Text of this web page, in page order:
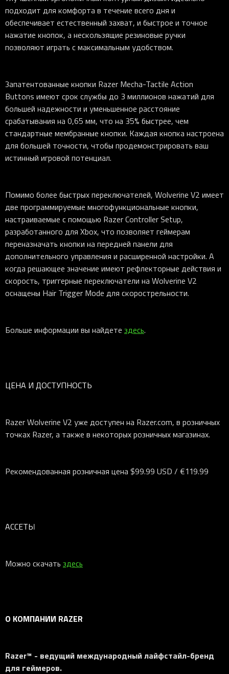
подходит для комфорта в течение всего дня и
обеспечивает естественный захват, и быстрое и точное
нажатие кнопок, а нескользящие резиновые ручки
позволяют играть с максимальным удобством.
Запатентованные кнопки Razer Mecha-Tactile Action
Buttons имеют срок службы до 3 миллионов нажатий для
большей надежности и уменьшенное расстояние
срабатывания на 0,65 мм, что на 35% быстрее, чем
стандартные мембранные кнопки. Каждая кнопка настроена
для большей точности, чтобы продемонстрировать ваш
истинный игровой потенциал.
Помимо более быстрых переключателей, Wolverine V2 имеет
две программируемые многофункциональные кнопки,
настраиваемые с помощью Razer Controller Setup,
разработанного для Xbox, что позволяет геймерам
переназначать кнопки на передней панели для
дополнительного управления и расширенной настройки. А
когда решающее значение имеют рефлекторные действия и
скорость, триггерные переключатели на Wolverine V2
оснащены Hair Trigger Mode для скорострельности.
Больше информации вы найдете здесь.
ЦЕНА И ДОСТУПНОСТЬ
Razer Wolverine V2 уже доступен на Razer.com, в розничных
точках Razer, а также в некоторых розничных магазинах.
Рекомендованная розничная цена $99.99 USD / €119.99
АССЕТЫ
Можно скачать здесь
О КОМПАНИИ RAZER
Razer™ - ведущий международный лайфстайл-бренд
для геймеров.